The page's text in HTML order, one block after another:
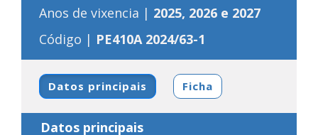
Anos de vixencia | 2025, 2026 e 2027
Código | PE410A 2024/63-1
Datos principais Ficha
Datos principais